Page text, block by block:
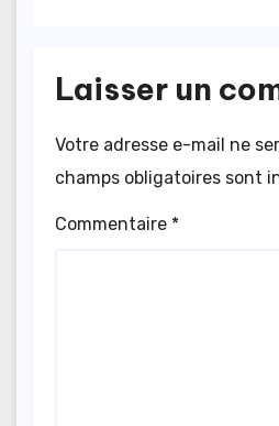
Laisser un
Votre adresse e-mail ne
champs obligatoires sont
Commentaire *